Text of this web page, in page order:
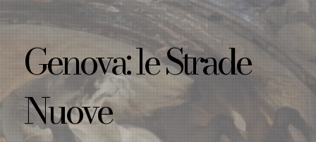
Genova: le Strade
Nuove